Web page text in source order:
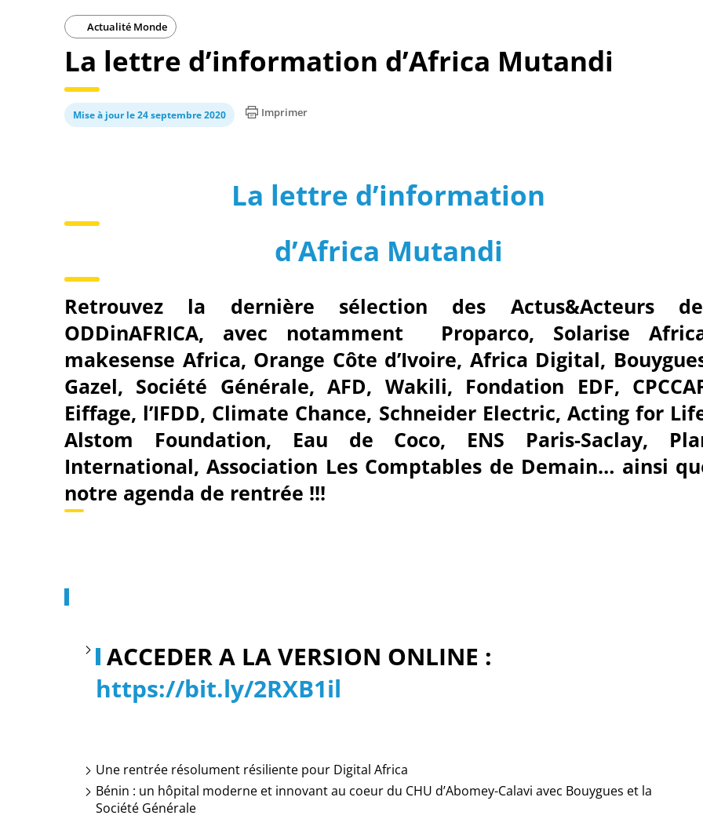
Actualité Monde
La lettre d’information d’Africa Mutandi
Mise à jour le 24 septembre 2020 Imprimer
La lettre d’information
d’Africa Mutandi
Retrouvez la dernière sélection des Actus&Acteurs
ODDinAFRICA, avec notamment Proparco, Solarise
makesense Africa, Orange Côte d’Ivoire, Africa Digital,
Gazel, Société Générale, AFD, Wakili, Fondation EDF,
Eiffage, l’IFDD, Climate Chance, Schneider Electric, Acting for
Alstom Foundation, Eau de Coco, ENS Paris-Saclay,
International, Association Les Comptables de Demain… ainsi
notre agenda de rentrée !!!
ACCEDER A LA VERSION ONLINE :
https://bit.ly/2RXB1il
Une rentrée résolument résiliente pour Digital Africa
Bénin : un hôpital moderne et innovant au coeur du CHU d’Abomey-Calavi avec Bouygues et la
Société Générale